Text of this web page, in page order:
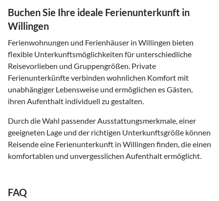
Buchen Sie Ihre ideale Ferienunterkunft in
Willingen
Ferienwohnungen und Ferienhäuser in Willingen bieten
flexible Unterkunftsmöglichkeiten für unterschiedliche
Reisevorlieben und Gruppengrößen. Private
Ferienunterkünfte verbinden wohnlichen Komfort mit
unabhängiger Lebensweise und ermöglichen es Gästen,
ihren Aufenthalt individuell zu gestalten.
Durch die Wahl passender Ausstattungsmerkmale, einer
geeigneten Lage und der richtigen Unterkunftsgröße können
Reisende eine Ferienunterkunft in Willingen finden, die einen
komfortablen und unvergesslichen Aufenthalt ermöglicht.
FAQ